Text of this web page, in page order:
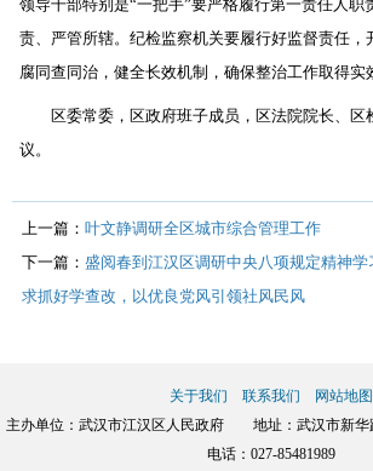
领导干部特别是“一把手”要严格履行第一责任人职
责、严管所辖。纪检监察机关要履行好监督责任，
腐同查同治，健全长效机制，确保整治工作取得实
区委常委，区政府班子成员，区法院院长、区
议。
上一篇： 叶文静调研全区城市综合管理工作
下一篇： 盛阅春到江汉区调研中央八项规定精神
求抓好学查改，以优良党风引领社风民风
关于我们 联系我们
网站地图
主办单位：武汉市江汉区人民政府 地址：武汉市新
电话：027-85481989